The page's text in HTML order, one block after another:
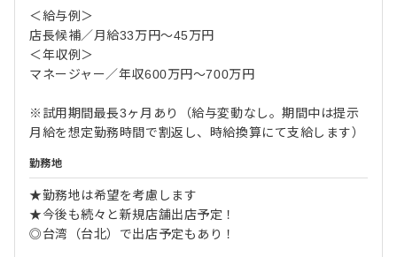
＜給与例＞
店長候補／月給33万円～45万円
＜年収例＞
マネージャー／年収600万円～700万円
※試用期間最長3ヶ月あり（給与変動なし。期間中は提示
月給を想定勤務時間で割返し、時給換算にて支給します）
勤務地
★勤務地は希望を考慮します
★今後も続々と新規店舗出店予定！
◎台湾（台北）で出店予定もあり！